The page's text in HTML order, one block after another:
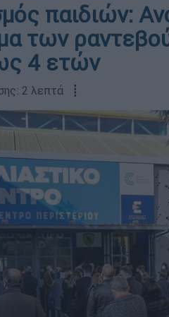
παιδιών:
των ραντεβού
4 ετών
2 λεπτά ┋